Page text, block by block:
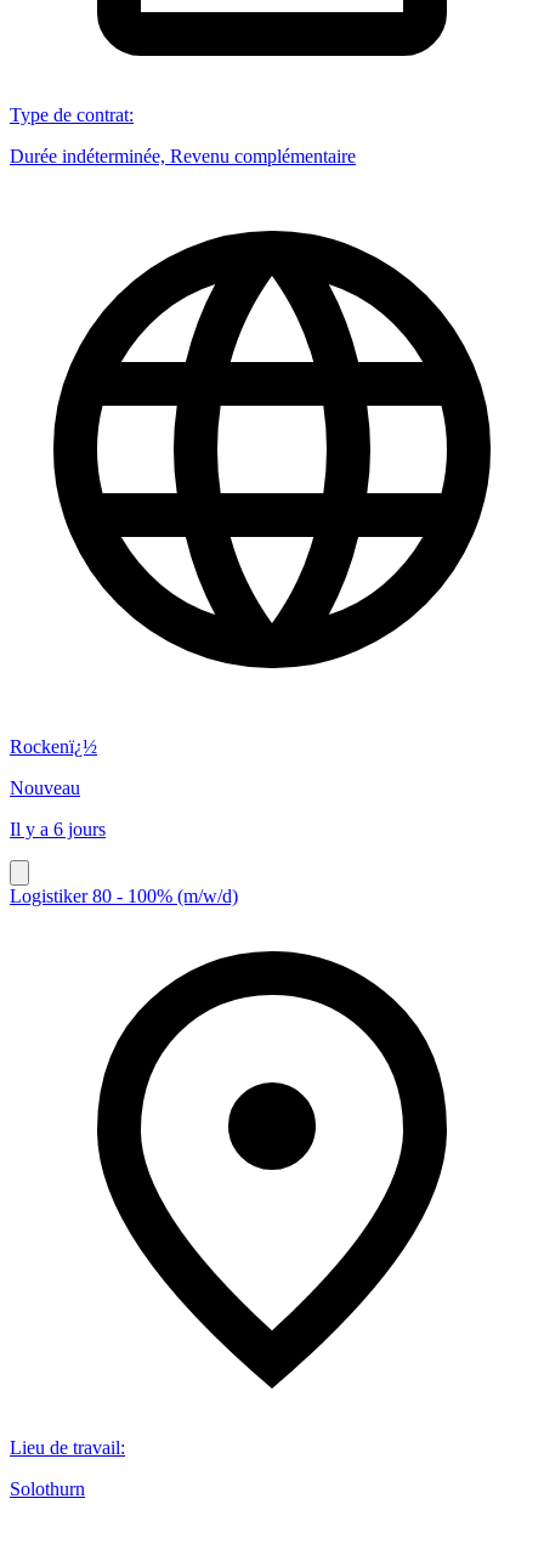
Type de contrat:
Durée indéterminée, Revenu complémentaire
Rockenï¿½
Nouveau
Il y a 6 jours
Logistiker 80 - 100% (m/w/d)
Lieu de travail:
Solothurn